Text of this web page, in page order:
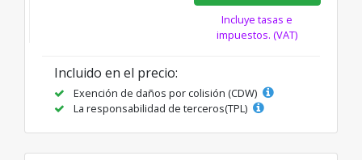
Incluye tasas e
impuestos. (VAT)
Incluido en el precio:
Exención de daños por colisión (CDW)
La responsabilidad de terceros(TPL)